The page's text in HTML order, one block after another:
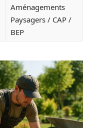
Aménagements
Paysagers / CAP /
BEP